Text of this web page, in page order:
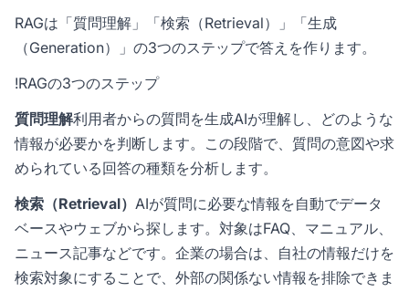
RAGは「質問理解」「検索（Retrieval）」「生成
（Generation）」の3つのステップで答えを作ります。
!RAGの3つのステップ
質問理解利用者からの質問を生成AIが理解し、どのような
情報が必要かを判断します。この段階で、質問の意図や求
められている回答の種類を分析します。
検索（Retrieval） AIが質問に必要な情報を自動でデータ
ベースやウェブから探します。対象はFAQ、マニュアル、
ニュース記事などです。企業の場合は、自社の情報だけを
検索対象にすることで、外部の関係ない情報を排除できま